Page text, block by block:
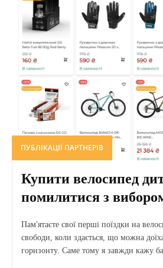
ПУБЛІКАЦІЇ ПАРТНЕРІВ
Купити велосипед
помилитися з
Пам'ятаєте свої перші поїздки на
свободи, коли здається, що можна
горизонту. Саме тому я завжди кажу